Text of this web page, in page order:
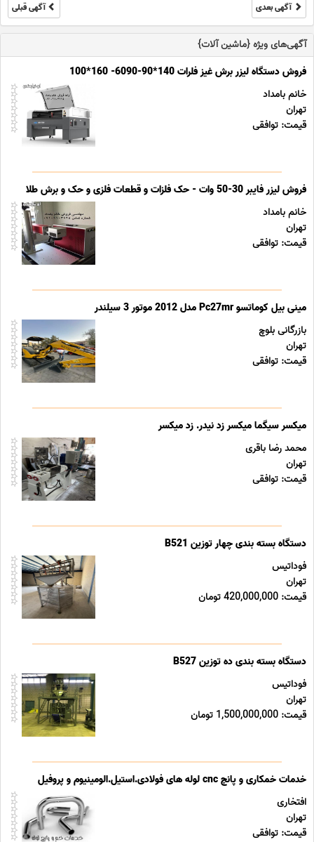
آگهی بعدی آگهی قبلی
آگهی‌های ویژه {ماشین آلات}
فروش دستگاه لیزر برش غیز فلرات 140*90-6090- 160*100
خانم بامداد
تهران
قیمت: توافقی
فروش لیزر فایبر 30-50 وات - حک فلزات و قطعات فلزی و حک و برش طلا
خانم بامداد
تهران
قیمت: توافقی
مینی بیل کوماتسو Pc27mr مدل 2012 موتور 3 سیلندر
بازرگانی بلوچ
تهران
قیمت: توافقی
میکسر سیگما میکسر زد نیدر. زد میکسر
محمد رضا باقری
تهران
قیمت: توافقی
دستگاه بسته بندی چهار توزین B521
فوداتیس
تهران
قیمت: 420,000,000 تومان
دستگاه بسته بندی ده توزین B527
فوداتیس
تهران
قیمت: 1,500,000,000 تومان
خدمات خمکاری و پانچ cnc لوله های فولادی.استیل.الومینیوم و پروفیل
افتخاری
تهران
قیمت: توافقی